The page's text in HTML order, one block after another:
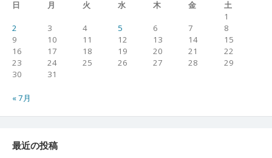
日 月 火 水 木 金
土
1
2
3 4 5 6 7
8
9
10 11 12 13 14
15
16
17 18 19 20 21
22
23
24 25 26 27 28
29
30
31
« 7月
最近の投稿